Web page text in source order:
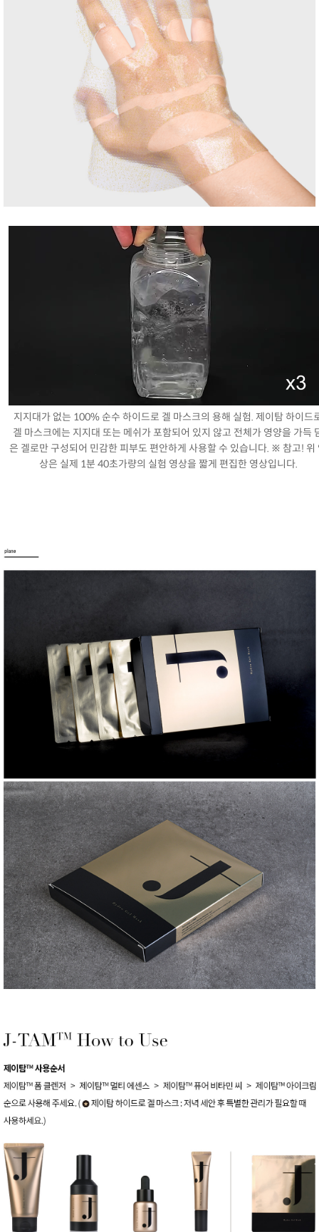
지지대가 없는 100% 순수 하이드로 겔 마스크의 용해 실험. 제이탐 하이드
겔 마스크에는 지지대 또는 메쉬가 포함되어 있지 않고 전체가 영양을 가득
은 겔로만 구성되어 민감한 피부도 편안하게 사용할 수 있습니다. ※ 참고! 위
상은 실제 1분 40초가량의 실험 영상을 짧게 편집한 영상입니다.